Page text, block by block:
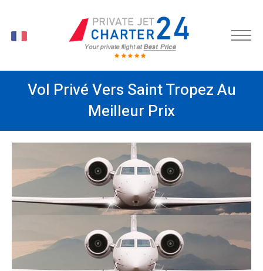
Vol Privé Vers Saint Tropez Au
Meilleur Prix